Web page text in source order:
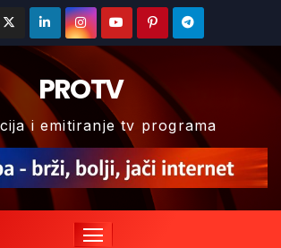
PROTV
i emitiranje tv programa